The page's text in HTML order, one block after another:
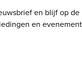
en blijf op de
en